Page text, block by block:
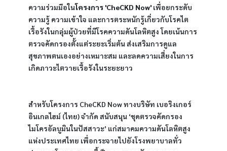
ความร่วมมือในโครงการ 'CheCKD Now' เพื่อยกระดับ
ความรู้ ความเข้าใจ และการตระหนักรู้เกี่ยวกับโรคไต
เรื้อรังในกลุ่มผู้ป่วยที่มีโรคความดันโลหิตสูง โดยเน้นการ
ตรวจคัดกรองตั้งแต่ระยะเริ่มต้น ส่งเสริมการดูแล
สุขภาพตนเองอย่างเหมาะสม และลดความเสี่ยงในการ
เกิดภาวะไตวายเรื้อรังในระยะยาว
สำหรับโครงการ CheCKD Now ทางบริษัท เบอริงเกอร์
อินเกลไฮม์ (ไทย) จำกัด สนับสนุน ‘ชุดตรวจคัดกรอง
ไมโครอัลบูมินในปัสสาวะ’ แก่สมาคมความดันโลหิตสูง
แห่งประเทศไทย เพื่อกระจายไปยังโรงพยาบาลทั่ว